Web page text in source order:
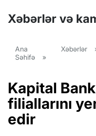
Xəbərlər və
Ana
Səhifə
»
Xəbərlər
Kapital
filiallarını
edir